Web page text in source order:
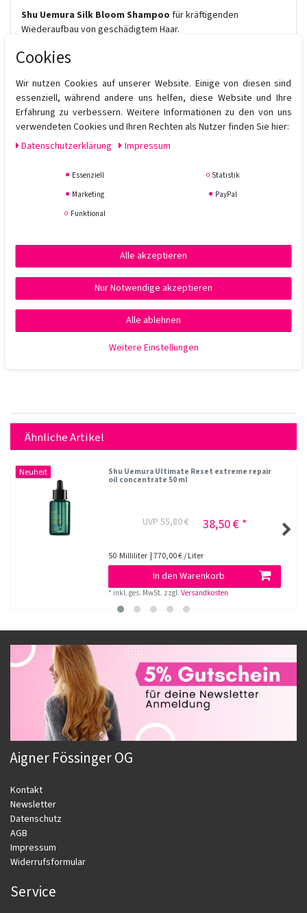
Shu Uemura Silk Bloom Shampoo für kräftigenden
Wiederaufbau von geschädigtem Haar.
Struktur der geschädigten Haarfaser
INHALTSSTOFF:
Arganöl
ANWENDUNG:
Ins feuchte Haar einmassieren und ausspülen.
Ähnliche Artikel
Neuheit
Shu Uemura Ultimate Reset extreme repair
oil concentrate 50 ml
UVP 55,80 € 38,50 € *
50 Milliliter | 770,00 € / Liter
In den Warenkorb
* inkl. ges. MwSt. zzgl.Versandkosten
Aigner Fössinger OG
Kontakt
Newsletter
Datenschutz
AGB
Impressum
Widerrufsformular
Service
Cookies
Wir nutzen Cookies auf unserer Website. Einige von diesen sind
essenziell, während andere uns helfen, diese Website und Ihre
Erfahrung zu verbessern. Weitere Informationen zu den von uns
verwendeten Cookies und Ihren Rechten als Nutzer finden Sie hier:
Daten­schutz­erklärung
Impressum
Essenziell
Statistik
Marketing
PayPal
Funktional
Alle akzeptieren
Nur Notwendige akzeptieren
Alle ablehnen
Weitere Einstellungen